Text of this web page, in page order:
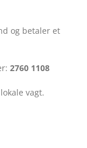
og betaler et
2760 1108
vagt.